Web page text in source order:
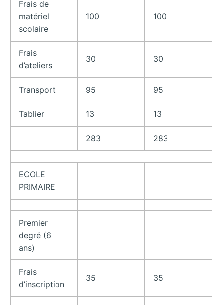
Frais de
matériel
scolaire
100 100
Frais
d’ateliers
30 30
Transport 95 95
Tablier 13 13
283 283
ECOLE
PRIMAIRE
Premier
degré (6
ans)
Frais
d’inscription
35 35